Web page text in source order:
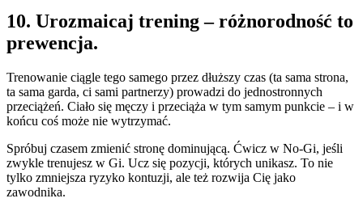
10. Urozmaicaj trening – różnorodność to
prewencja.
Trenowanie ciągle tego samego przez dłuższy czas (ta sama strona,
ta sama garda, ci sami partnerzy) prowadzi do jednostronnych
przeciążeń. Ciało się męczy i przeciąża w tym samym punkcie – i w
końcu coś może nie wytrzymać.
Spróbuj czasem zmienić stronę dominującą. Ćwicz w No-Gi, jeśli
zwykle trenujesz w Gi. Ucz się pozycji, których unikasz. To nie
tylko zmniejsza ryzyko kontuzji, ale też rozwija Cię jako
zawodnika.